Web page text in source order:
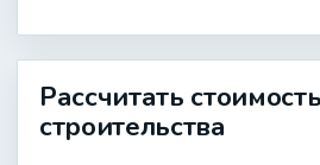
Рассчитать стоимость
строительства